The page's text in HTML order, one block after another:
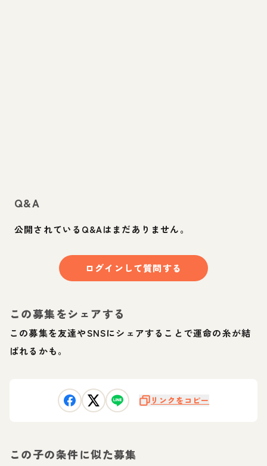
Q&A
公開されているQ&Aはまだありません。
ログインして質問する
この募集をシェアする
この募集を友達やSNSにシェアすることで運命の糸が結
ばれるかも。
リンクをコピー
この子の条件に似た募集